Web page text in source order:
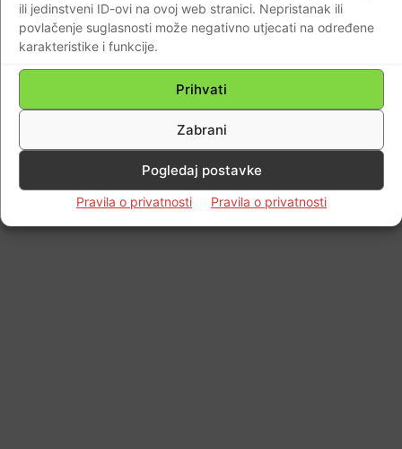
ili jedinstveni ID-ovi na ovoj web stranici. Nepristanak ili
povlačenje suglasnosti može negativno utjecati na određene
karakteristike i funkcije.
Prihvati
Zabrani
Pogledaj postavke
Pravila o privatnosti Pravila o privatnosti
Impressum Kontaktirajte nas Pravila o privatnosti